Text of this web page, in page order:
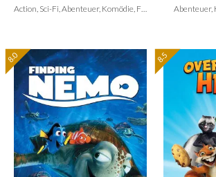
Action, Sci-Fi, Abenteuer, Komödie, Fantasy, Animation, Family Abenteuer,
8.0 8.5